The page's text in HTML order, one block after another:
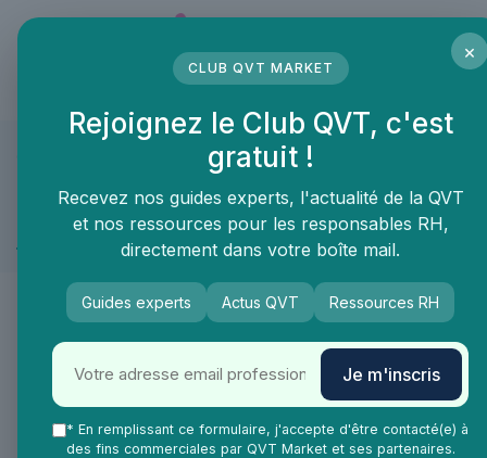
Management & RH
Management & RH ≫ Traitement du courrier
Balance postale
🙌
De nouveaux produits & services arrivent
très vite dans la catégorie Balance postale !
×
CLUB QVT MARKET
Rejoignez le Club QVT, c'est
gratuit !
Recevez nos guides experts, l'actualité de la QVT
et nos ressources pour les responsables RH,
directement dans votre boîte mail.
Guides experts Actus QVT Ressources RH
Je m'inscris
* En remplissant ce formulaire, j'accepte d'être contacté(e) à
des fins commerciales par QVT Market et ses partenaires.
Panneau de gestion des cookies